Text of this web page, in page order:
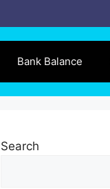
Bank Balance
Search